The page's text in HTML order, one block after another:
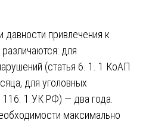
давности привлечения к
для
(статья 6. 1. 1 КоАП
для уголовных
116. 1 УК РФ) — два года.
максимально